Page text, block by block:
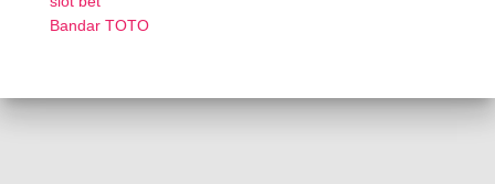
Bandar TOTO